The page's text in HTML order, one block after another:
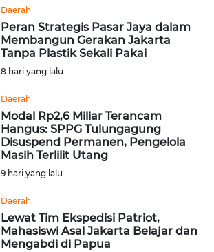
Daerah
Peran Strategis Pasar Jaya dalam
Membangun Gerakan Jakarta
Tanpa Plastik Sekali Pakai
8 hari yang lalu
Daerah
Modal Rp2,6 Miliar Terancam
Hangus: SPPG Tulungagung
Disuspend Permanen, Pengelola
Masih Terlilit Utang
9 hari yang lalu
Daerah
Lewat Tim Ekspedisi Patriot,
Mahasiswi Asal Jakarta Belajar dan
Mengabdi di Papua